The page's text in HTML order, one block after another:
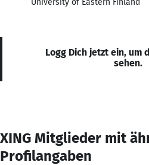
Logg Dich jetzt ein, um
sehen.
XING Mitglieder mit
Profilangaben